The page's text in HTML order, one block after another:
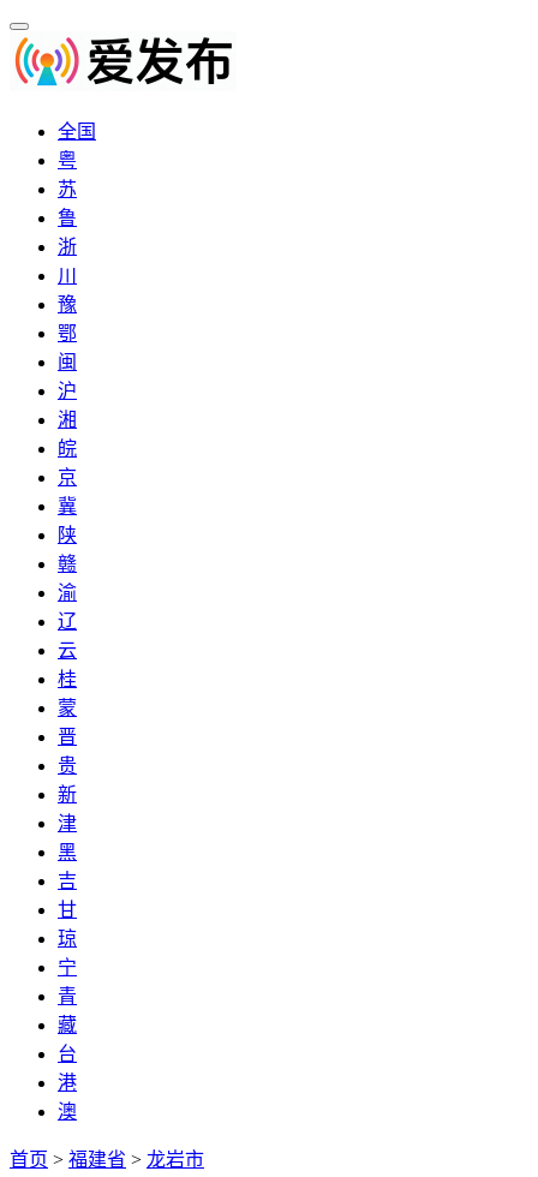
全国
粤
苏
鲁
浙
川
豫
鄂
闽
沪
湘
皖
京
冀
陕
赣
渝
辽
云
桂
蒙
晋
贵
新
津
黑
吉
甘
琼
宁
青
藏
台
港
澳
首页 > 福建省 > 龙岩市